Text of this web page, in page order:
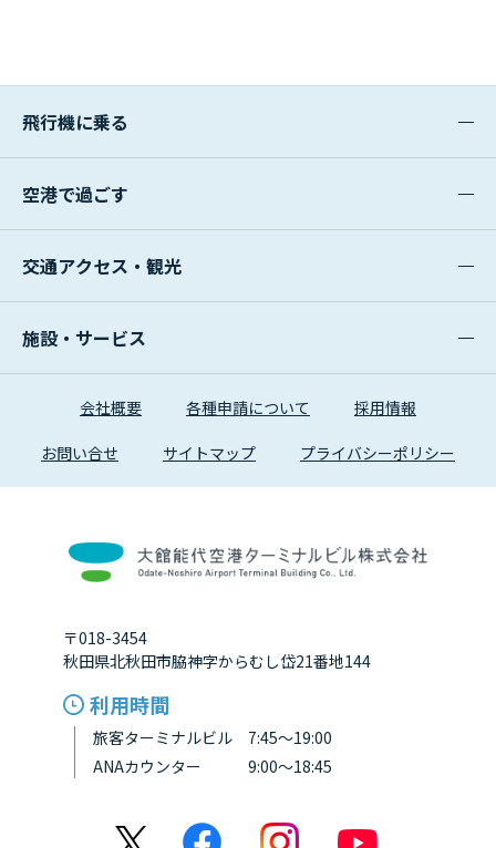
飛行機に乗る
空港で過ごす
交通アクセス・観光
施設・サービス
会社概要 各種申請について 採用情報
お問い合せ サイトマップ プライバシーポリシー
〒018-3454
秋田県北秋田市脇神字からむし岱21番地144
利用時間
旅客ターミナルビル 7:45～19:00
ANAカウンター 9:00～18:45